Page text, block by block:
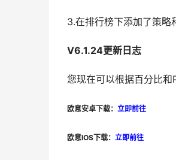
3.在排行榜下添加了策略
V6.1.24更新日志
您现在可以根据百分比和
欧意安卓下载： 立即前往
欧意IOS下载： 立即前往